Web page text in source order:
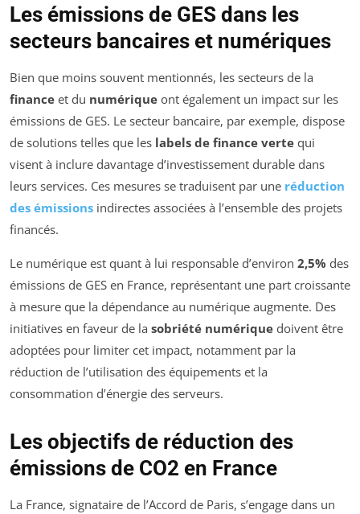
Les émissions de GES dans les
secteurs bancaires et numériques
Bien que moins souvent mentionnés, les secteurs de la
finance et du numérique ont également un impact sur les
émissions de GES. Le secteur bancaire, par exemple, dispose
de solutions telles que les labels de finance verte qui
visent à inclure davantage d’investissement durable dans
leurs services. Ces mesures se traduisent par une réduction
des émissions indirectes associées à l’ensemble des projets
financés.
Le numérique est quant à lui responsable d’environ 2,5% des
émissions de GES en France, représentant une part croissante
à mesure que la dépendance au numérique augmente. Des
initiatives en faveur de la sobriété numérique doivent être
adoptées pour limiter cet impact, notamment par la
réduction de l’utilisation des équipements et la
consommation d’énergie des serveurs.
Les objectifs de réduction des
émissions de CO2 en France
La France, signataire de l’Accord de Paris, s’engage dans un